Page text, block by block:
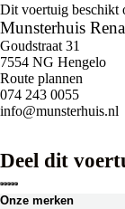
Dit voertuig beschikt
Munsterhuis
Goudstraat 31
7554 NG Hengelo
Route plannen
074 243 0055
info@munsterhuis.nl
Deel dit
Onze merken